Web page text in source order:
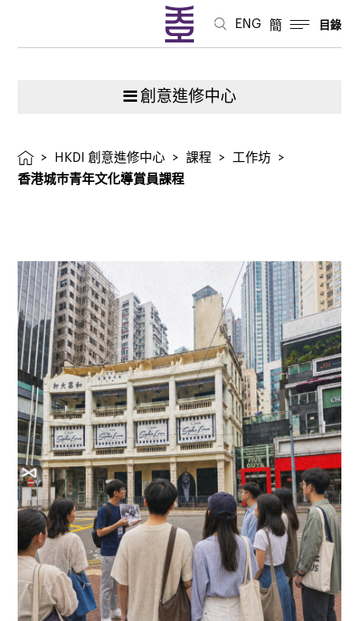
ENG 簡 目錄
創意進修中心
> HKDI 創意進修中心 > 課程 > 工作坊
>
香港城巿青年文化導賞員課程